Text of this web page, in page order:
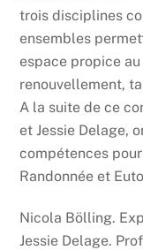
trois disciplines
ensembles
espace propice au
renouvellement,
A la suite de ce
et Jessie Delage,
compétences
Randonnée et
Nicola Bölling.
Jessie Delage.